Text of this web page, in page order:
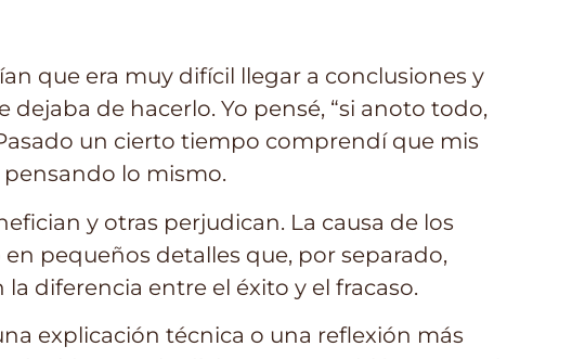
que era muy difícil llegar a conclusiones y
de hacerlo. Yo pensé, “si anoto todo,
un cierto tiempo comprendí que mis
lo mismo.
y otras perjudican. La causa de los
pequeños detalles que, por separado,
diferencia entre el éxito y el fracaso.
explicación técnica o una reflexión más